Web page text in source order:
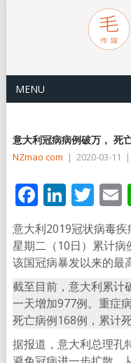
MENU
意大利冠病病例破万， 死
NZmao com | 2020-03-11 |
意大利2019冠状病毒
星期二（10日）累计
该国冠病暴发以来的最
截至目前，意大利累计
一天增加977例。重症
死亡病例168例，累计死
据报道，意大利总理孔